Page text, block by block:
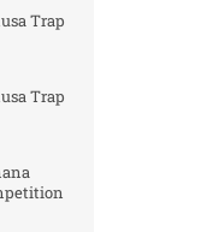
Trap
Trap